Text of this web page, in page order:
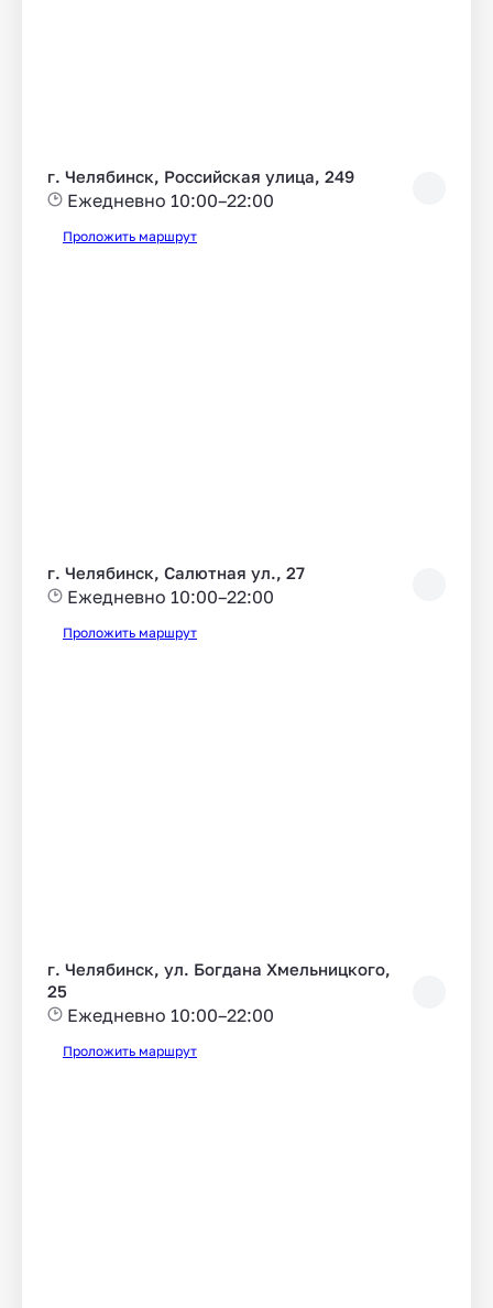
г. Челябинск, Российская улица, 249
Ежедневно 10:00–22:00
Проложить маршрут
г. Челябинск, Салютная ул., 27
Ежедневно 10:00–22:00
Проложить маршрут
г. Челябинск, ул. Богдана Хмельницкого,
25
Ежедневно 10:00–22:00
Проложить маршрут